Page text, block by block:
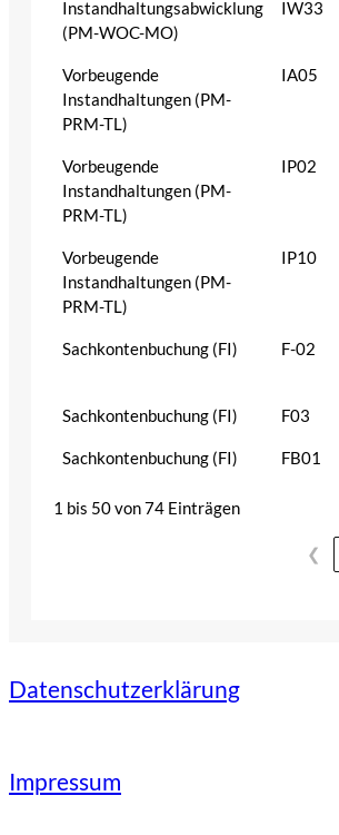
Instandhaltungsabwicklung
(PM-WOC-MO)
IW33
Vorbeugende
Instandhaltungen (PM-
PRM-TL)
IA05
Vorbeugende
Instandhaltungen (PM-
PRM-TL)
IP02
Vorbeugende
Instandhaltungen (PM-
PRM-TL)
IP10
Sachkontenbuchung (FI) F-02
Sachkontenbuchung (FI) F03
Sachkontenbuchung (FI) FB01
1 bis 50 von 74 Einträgen
❮
Datenschutzerklärung
Impressum